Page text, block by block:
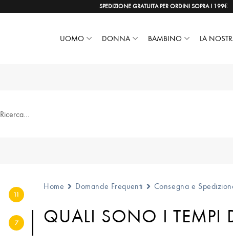
SPEDIZIONE GRATUITA PER ORDINI SOPRA I 199€
UOMO DONNA BAMBINO LA
11
7
Home Domande Frequenti Consegna e
QUALI SONO I TEMPI